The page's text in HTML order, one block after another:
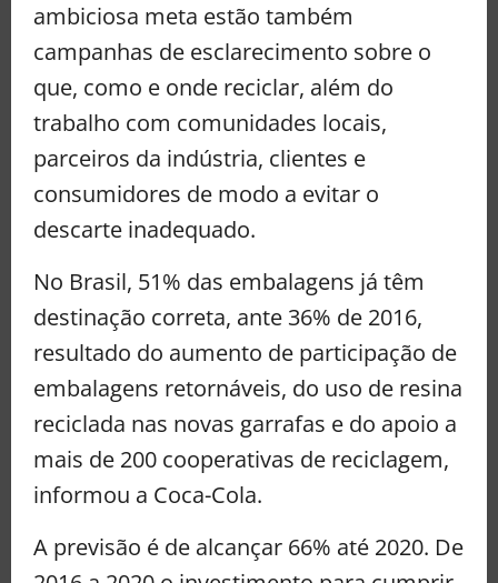
ambiciosa meta estão também
campanhas de esclarecimento sobre o
que, como e onde reciclar, além do
trabalho com comunidades locais,
parceiros da indústria, clientes e
consumidores de modo a evitar o
descarte inadequado.
No Brasil, 51% das embalagens já têm
destinação correta, ante 36% de 2016,
resultado do aumento de participação de
embalagens retornáveis, do uso de resina
reciclada nas novas garrafas e do apoio a
mais de 200 cooperativas de reciclagem,
informou a Coca-Cola.
A previsão é de alcançar 66% até 2020. De